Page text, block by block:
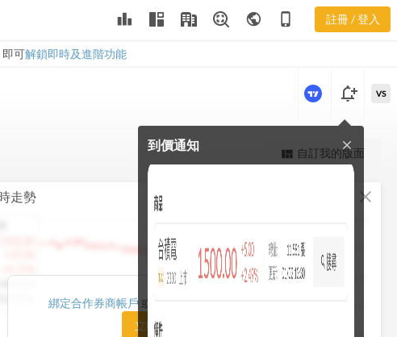
leaderboard public phone_iphone 註冊 / 登入
可解鎖即時及進階功能
2345
更強大的進階價量圖表
notification_add
到價通知 close
VS
view_quilt 自訂我的版面
走勢 close
1420.00
綁定合作券商帳戶 或「訂閱任一方案」即可解鎖
立即前往訂閱